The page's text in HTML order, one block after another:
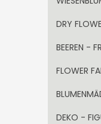
DRY
BEEREN -
FLOWER
DEKO -